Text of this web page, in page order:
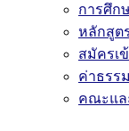
การศึก
หลักสูต
สมัครเ
ค่าธรร
คณะแล